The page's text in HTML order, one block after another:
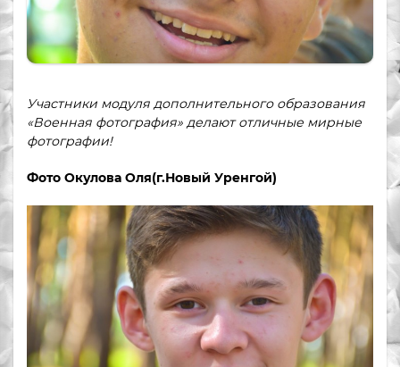
Участники модуля дополнительного образования
«Военная фотография» делают отличные мирные
фотографии!
Фото Окулова Оля(г.Новый Уренгой)